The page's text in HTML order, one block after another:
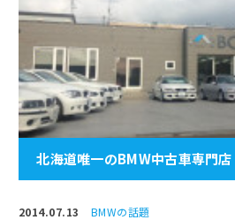
北海道唯一のBMW中古車専門店
2014.07.13 BMWの話題